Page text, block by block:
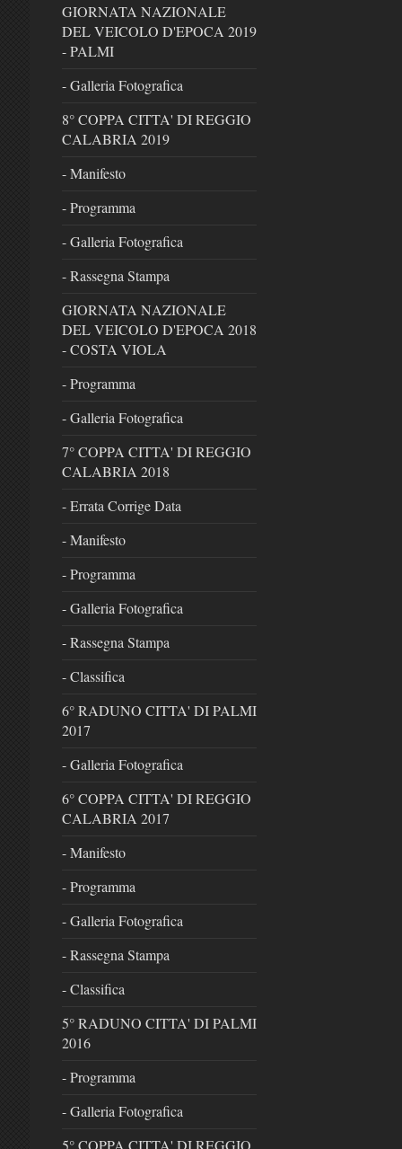
GIORNATA NAZIONALE
DEL VEICOLO D'EPOCA 2019
- PALMI
- Galleria Fotografica
8° COPPA CITTA' DI REGGIO
CALABRIA 2019
- Manifesto
- Programma
- Galleria Fotografica
- Rassegna Stampa
GIORNATA NAZIONALE
DEL VEICOLO D'EPOCA 2018
- COSTA VIOLA
- Programma
- Galleria Fotografica
7° COPPA CITTA' DI REGGIO
CALABRIA 2018
- Errata Corrige Data
- Manifesto
- Programma
- Galleria Fotografica
- Rassegna Stampa
- Classifica
6° RADUNO CITTA' DI PALMI
2017
- Galleria Fotografica
6° COPPA CITTA' DI REGGIO
CALABRIA 2017
- Manifesto
- Programma
- Galleria Fotografica
- Rassegna Stampa
- Classifica
5° RADUNO CITTA' DI PALMI
2016
- Programma
- Galleria Fotografica
5° COPPA CITTA' DI REGGIO